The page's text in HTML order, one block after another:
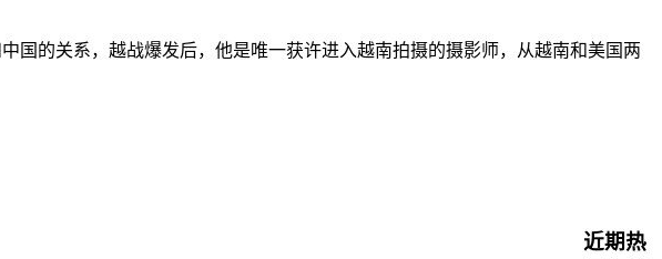
国的关系，越战爆发后，他是唯一获许进入越南拍摄的摄影师，从越南和美国两
近期热